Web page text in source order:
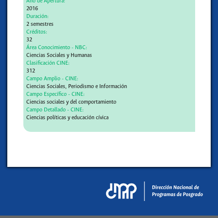
2016
Duración:
2 semestres
Créditos:
32
Área Conocimiento - NBC:
Ciencias Sociales y Humanas
Clasificación CINE:
312
Campo Amplio - CINE:
Ciencias Sociales, Periodismo e Información
Campo Específico - CINE:
Ciencias sociales y del comportamiento
Campo Detallado - CINE:
Ciencias políticas y educación cívica